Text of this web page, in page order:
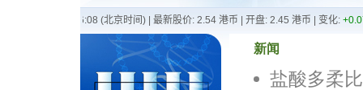
新闻
盐酸多柔